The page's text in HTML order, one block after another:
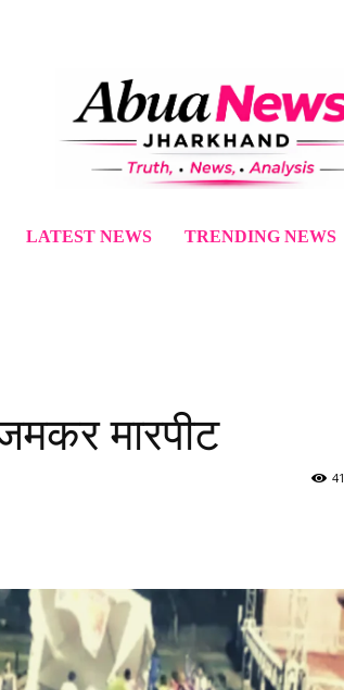
LATEST NEWS TRENDING NEWS
मारपीट
41